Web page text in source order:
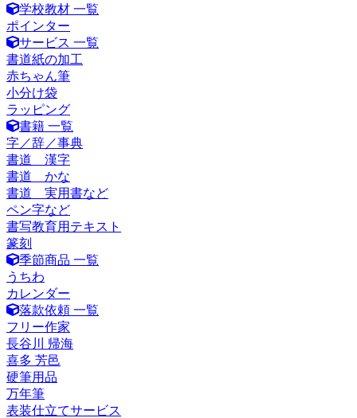
学校教材 一覧
ポインター
サービス 一覧
書道紙の加工
赤ちゃん筆
小分け袋
ラッピング
書籍 一覧
字／辞／事典
書道 漢字
書道 かな
書道 実用書など
ペン字など
書写教育用テキスト
篆刻
季節商品 一覧
うちわ
カレンダー
落款依頼 一覧
フリー作家
長谷川 帰海
喜多 芳邑
硬筆用品
万年筆
表装仕立てサービス